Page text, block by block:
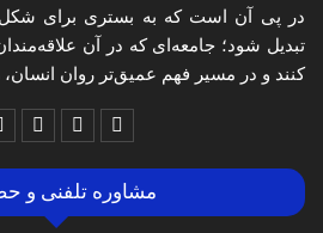
در پی آن است که به بستری برای
تبدیل شود؛ جامعه‌ای که در آن
کنند و در مسیر فهم عمیق‌تر روان
مشاوره تلفنی و